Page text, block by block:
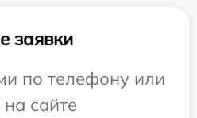
заявки
по телефону или
на сайте